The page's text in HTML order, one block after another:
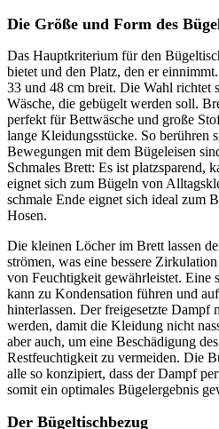
Die Größe und Form des
Das Hauptkriterium für den
bietet und den Platz, den er
33 und 48 cm breit. Die Wahl richtet
Wäsche, die gebügelt werden soll.
perfekt für Bettwäsche und große
lange Kleidungsstücke. So berühren
Bewegungen mit dem Bügeleisen
Schmales Brett: Es ist platzsparend,
eignet sich zum Bügeln von
schmale Ende eignet sich ideal zum
Hosen.
Die kleinen Löcher im Brett lassen
strömen, was eine bessere
von Feuchtigkeit gewährleistet. Eine
kann zu Kondensation führen und
hinterlassen. Der freigesetzte Dampf
werden, damit die Kleidung nicht
aber auch, um eine Beschädigung
Restfeuchtigkeit zu vermeiden. Die
alle so konzipiert, dass der Dampf
somit ein optimales Bügelergebnis
Der Bügeltischbezug